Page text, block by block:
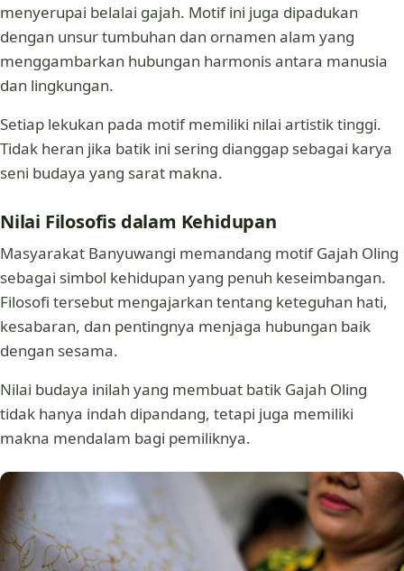
menyerupai belalai gajah. Motif ini juga dipadukan
dengan unsur tumbuhan dan ornamen alam yang
menggambarkan hubungan harmonis antara manusia
dan lingkungan.
Setiap lekukan pada motif memiliki nilai artistik tinggi.
Tidak heran jika batik ini sering dianggap sebagai karya
seni budaya yang sarat makna.
Nilai Filosofis dalam Kehidupan
Masyarakat Banyuwangi memandang motif Gajah Oling
sebagai simbol kehidupan yang penuh keseimbangan.
Filosofi tersebut mengajarkan tentang keteguhan hati,
kesabaran, dan pentingnya menjaga hubungan baik
dengan sesama.
Nilai budaya inilah yang membuat batik Gajah Oling
tidak hanya indah dipandang, tetapi juga memiliki
makna mendalam bagi pemiliknya.